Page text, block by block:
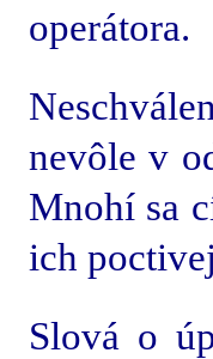
operátora.
nevôle v
Mnohí sa
ich
Slová o